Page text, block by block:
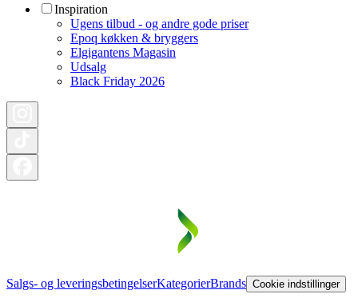
Inspiration
Ugens tilbud - og andre gode priser
Epoq køkken & bryggers
Elgigantens Magasin
Udsalg
Black Friday 2026
Salgs- og leveringsbetingelserKategorierBrands Cookie indstillinger